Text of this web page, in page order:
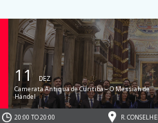
11
DEZ
Camerata Antiqua de Curitiba – O Messiah de
Händel
20:00 TO 20:00 R.